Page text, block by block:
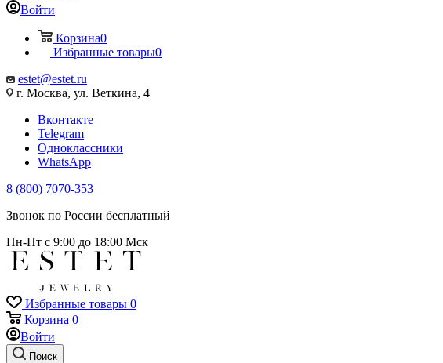
Войти
Корзина0
Избранные товары0
estet@estet.ru
г. Москва, ул. Веткина, 4
Вконтакте
Telegram
Одноклассники
WhatsApp
8 (800) 7070-353
Звонок по России бесплатный
Пн-Пт с 9:00 до 18:00 Мск
Избранные товары 0
Корзина 0
Войти
Поиск